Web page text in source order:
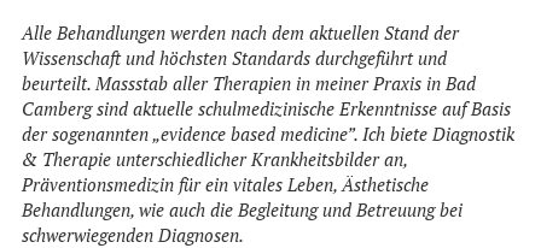
Alle Behandlungen werden nach dem aktuellen Stand der
Wissenschaft und höchsten Standards durchgeführt und
beurteilt. Massstab aller Therapien in meiner Praxis in Bad
Camberg sind aktuelle schulmedizinische Erkenntnisse auf Basis
der sogenannten „evidence based medicine”. Ich biete Diagnostik
& Therapie unterschiedlicher Krankheitsbilder an,
Präventionsmedizin für ein vitales Leben, Ästhetische
Behandlungen, wie auch die Begleitung und Betreuung bei
schwerwiegenden Diagnosen.